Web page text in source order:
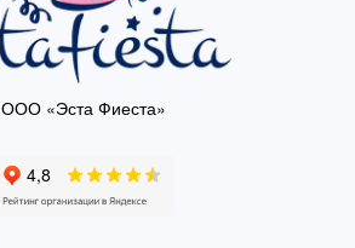
ООО «Эста Фиеста»